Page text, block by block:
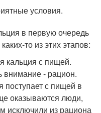
условия.
в первую очередь
то из этих этапов:
кальция с пищей.
внимание - рацион.
поступает с пищей в
оказываются люди,
исключили из рациона